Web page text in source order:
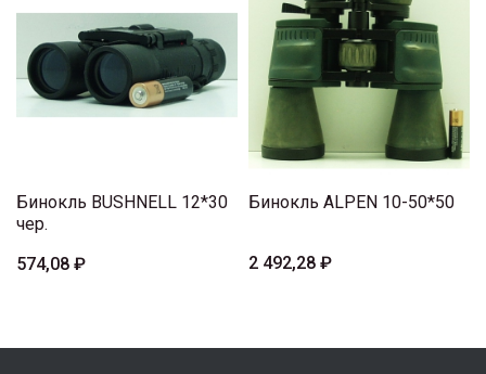
Бинокль BUSHNELL 12*30
чер.
574,08 ₽
Бинокль ALPEN 10-50*50
2 492,28 ₽